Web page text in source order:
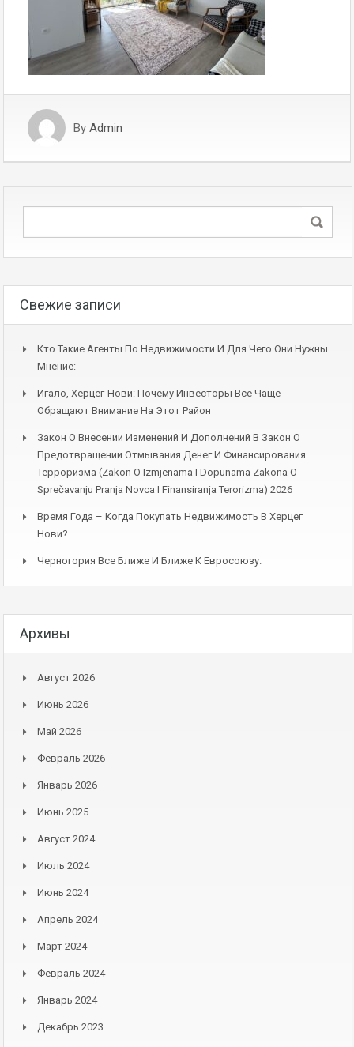
By Admin
Свежие записи
Кто Такие Агенты По Недвижимости И Для Чего Они Нужны
Мнение:
Игало, Херцег-Нови: Почему Инвесторы Всё Чаще
Обращают Внимание На Этот Район
Закон О Внесении Изменений И Дополнений В Закон О
Предотвращении Отмывания Денег И Финансирования
Терроризма (Zakon O Izmjenama I Dopunama Zakona O
Sprečavanju Pranja Novca I Finansiranja Terorizma) 2026
Время Года – Когда Покупать Недвижимость В Херцег
Нови?
Черногория Все Ближе И Ближе К Евросоюзу.
Архивы
Август 2026
Июнь 2026
Май 2026
Февраль 2026
Январь 2026
Июнь 2025
Август 2024
Июль 2024
Июнь 2024
Апрель 2024
Март 2024
Февраль 2024
Январь 2024
Декабрь 2023